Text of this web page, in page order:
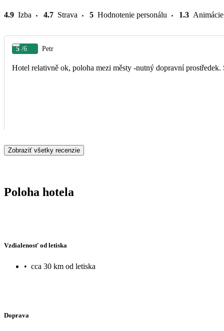
4.9 Izba 4.7 Strava 5 Hodnotenie personálu 1.3 Animácie
5 /6 Petr
Hotel relativně ok, poloha mezi městy -nutný
Zobraziť všetky recenzie
Poloha hotela
Vzdialenosť od letiska
• cca 30 km od letiska
Doprava